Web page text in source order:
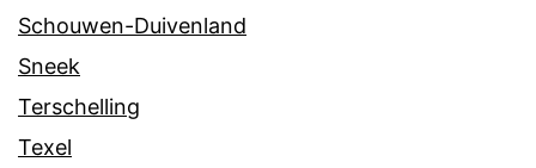
Schouwen-Duivenland
Sneek
Terschelling
Texel